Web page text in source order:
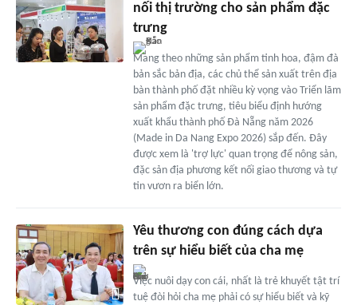
nối thị trường cho sản phẩm đặc
trưng
Mang theo những sản phẩm tinh hoa, đậm đà
bản sắc bản địa, các chủ thể sản xuất trên địa
bàn thành phố đặt nhiều kỳ vọng vào Triển lãm
sản phẩm đặc trưng, tiêu biểu định hướng
xuất khẩu thành phố Đà Nẵng năm 2026
(Made in Da Nang Expo 2026) sắp đến. Đây
được xem là 'trợ lực' quan trọng để nông sản,
đặc sản địa phương kết nối giao thương và tự
tin vươn ra biển lớn.
Yêu thương con đúng cách dựa
trên sự hiểu biết của cha mẹ
Việc nuôi dạy con cái, nhất là trẻ khuyết tật trí
tuệ đòi hỏi cha mẹ phải có sự hiểu biết và kỹ